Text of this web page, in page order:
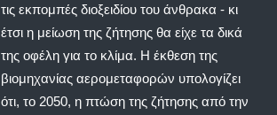
τις εκπομπές διοξειδίου του άνθρακα - κι
έτσι η μείωση της ζήτησης θα είχε τα δικά
της οφέλη για το κλίμα. Η έκθεση της
βιομηχανίας αερομεταφορών υπολογίζει
ότι, το 2050, η πτώση της ζήτησης από την